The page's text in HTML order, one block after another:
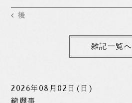
後
雑記一覧へ
2026年08月02日(日)
綺麗事